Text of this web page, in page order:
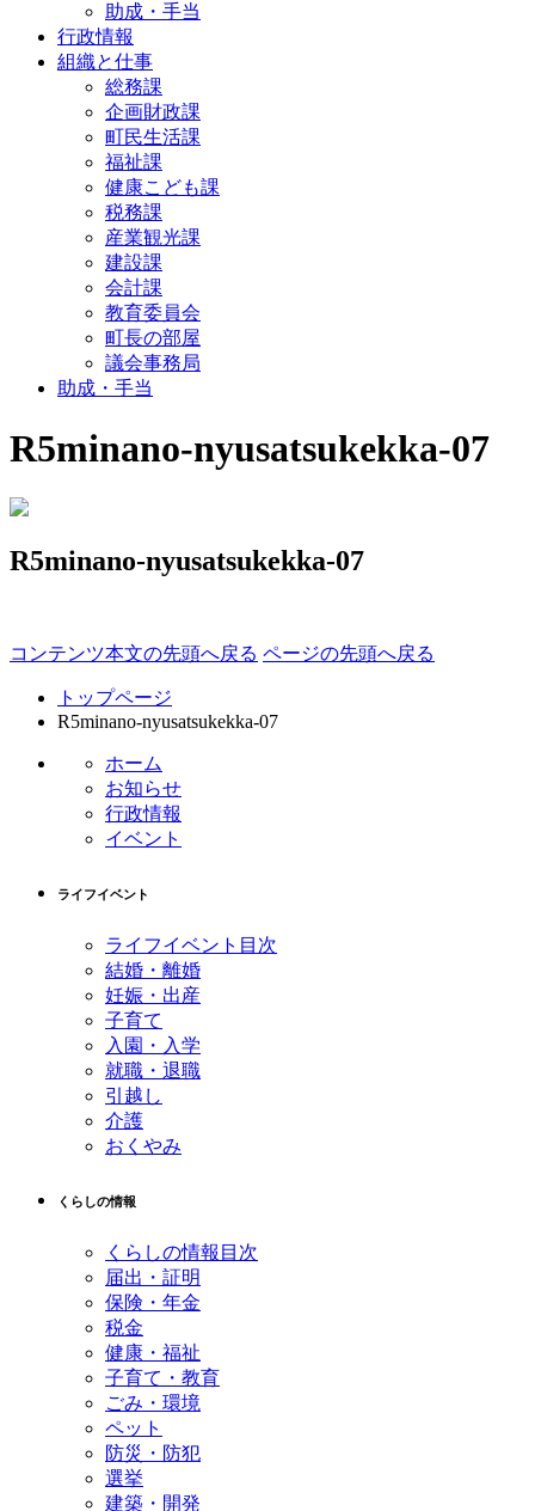
助成・手当
行政情報
組織と仕事
総務課
企画財政課
町民生活課
福祉課
健康こども課
税務課
産業観光課
建設課
会計課
教育委員会
町長の部屋
議会事務局
助成・手当
R5minano-nyusatsukekka-07
R5minano-nyusatsukekka-07
コンテンツ本文の先頭へ戻る ページの先頭へ戻る
トップページ
R5minano-nyusatsukekka-07
ホーム
お知らせ
行政情報
イベント
ライフイベント
ライフイベント目次
結婚・離婚
妊娠・出産
子育て
入園・入学
就職・退職
引越し
介護
おくやみ
くらしの情報
くらしの情報目次
届出・証明
保険・年金
税金
健康・福祉
子育て・教育
ごみ・環境
ペット
防災・防犯
選挙
建築・開発